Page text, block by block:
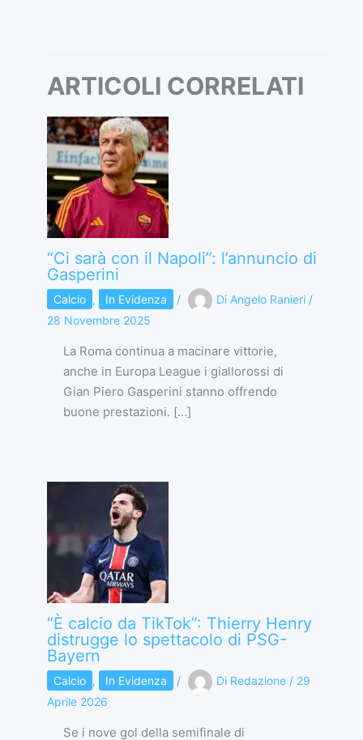
ARTICOLI CORRELATI
“Ci sarà con il Napoli”: l’annuncio di
Gasperini
Calcio , In Evidenza / Di Angelo Ranieri /
28 Novembre 2025
La Roma continua a macinare vittorie,
anche in Europa League i giallorossi di
Gian Piero Gasperini stanno offrendo
buone prestazioni. […]
“È calcio da TikTok”: Thierry Henry
distrugge lo spettacolo di PSG-
Bayern
Calcio , In Evidenza / Di Redazione / 29
Aprile 2026
Se i nove gol della semifinale di